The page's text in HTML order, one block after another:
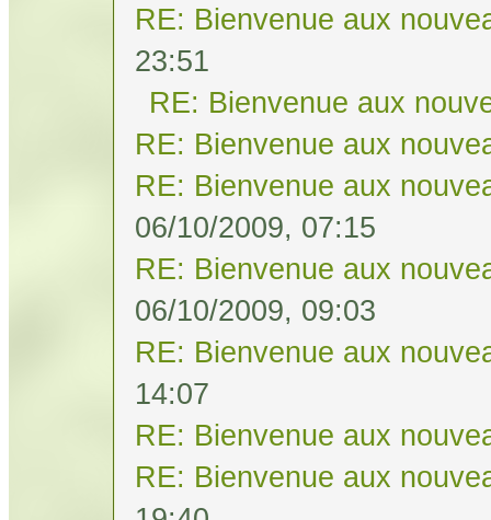
RE: Bienvenue aux
23:51
RE: Bienvenue aux
RE: Bienvenue aux
RE: Bienvenue aux
06/10/2009, 07:15
RE: Bienvenue aux
06/10/2009, 09:03
RE: Bienvenue aux
14:07
RE: Bienvenue aux
RE: Bienvenue aux